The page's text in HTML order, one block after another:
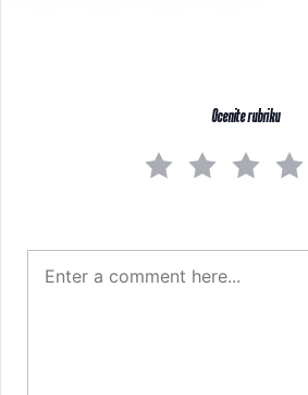
Ocenite rubriku